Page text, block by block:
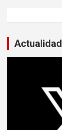
Actualidad